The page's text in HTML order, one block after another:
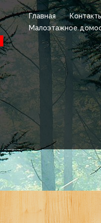
Главная
Малоэтажное